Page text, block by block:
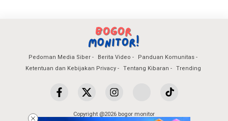
Pedoman Media Siber Berita Video
Panduan Komunitas
Ketentuan dan Kebijakan Privacy
Tentang Kibaran Trending
Copyright @2026 bogor monitor